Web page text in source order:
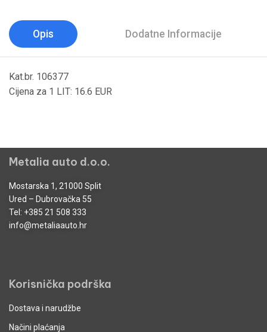
Opis Dodatne Informacije
Kat.br. 106377
Cijena za 1 LIT: 16.6 EUR
Metalia auto d.o.o.
Mostarska 1, 21000 Split
Ured – Dubrovačka 55
Tel: +385 21 508 333
info@metaliaauto.hr
Korisnička podrška
Dostava i narudžbe
Načini plaćanja